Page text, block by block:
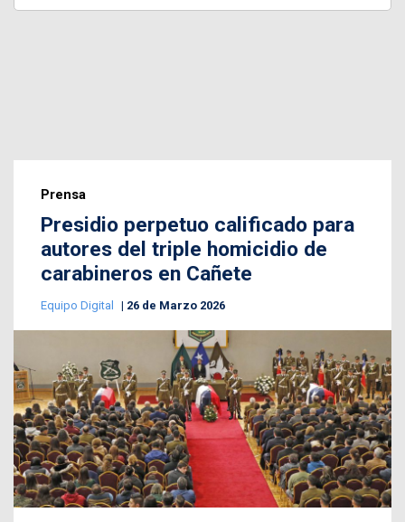
Prensa
Presidio perpetuo calificado para
autores del triple homicidio de
carabineros en Cañete
Equipo Digital 26 de Marzo 2026